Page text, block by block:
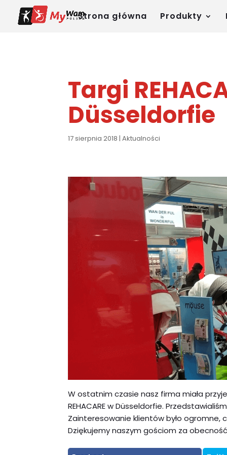
Strona główna Produkty
Targi
Düsseldorfie
17 sierpnia 2018 |Aktualności
W ostatnim czasie nasz firma miała
REHACARE w Düsseldorfie.
Zainteresowanie klientów było ogromne,
Dziękujemy naszym gościom za